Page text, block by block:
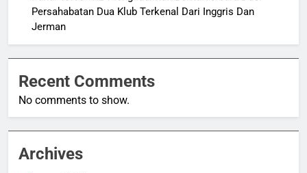
Persahabatan Dua Klub Terkenal Dari Inggris Dan
Jerman
Recent Comments
No comments to show.
Archives